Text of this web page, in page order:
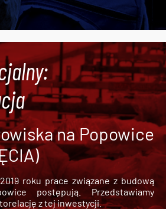
na Popowice
roku prace związane z budową
postępują. Przedstawiamy
z tej inwestycji.